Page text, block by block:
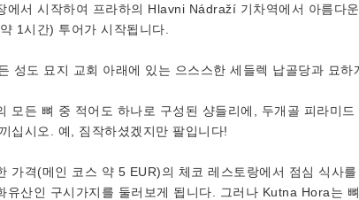
에서 시작하여 프라하의 Hlavni Nádraží 기차역에서 아름다
1시간) 투어가 시작됩니다.
성도 묘지 교회 아래에 있는 으스스한 세들렉 납골당과 묘
모든 뼈 중 적어도 하나로 구성된 샹들리에, 두개골 피라미
십시오. 예, 짐작하셨겠지만 팔입니다!
가격(메인 코스 약 5 EUR)의 체코 레스토랑에서 점심 식사
유산인 구시가지를 둘러보게 됩니다. 그러나 Kutna Hora는